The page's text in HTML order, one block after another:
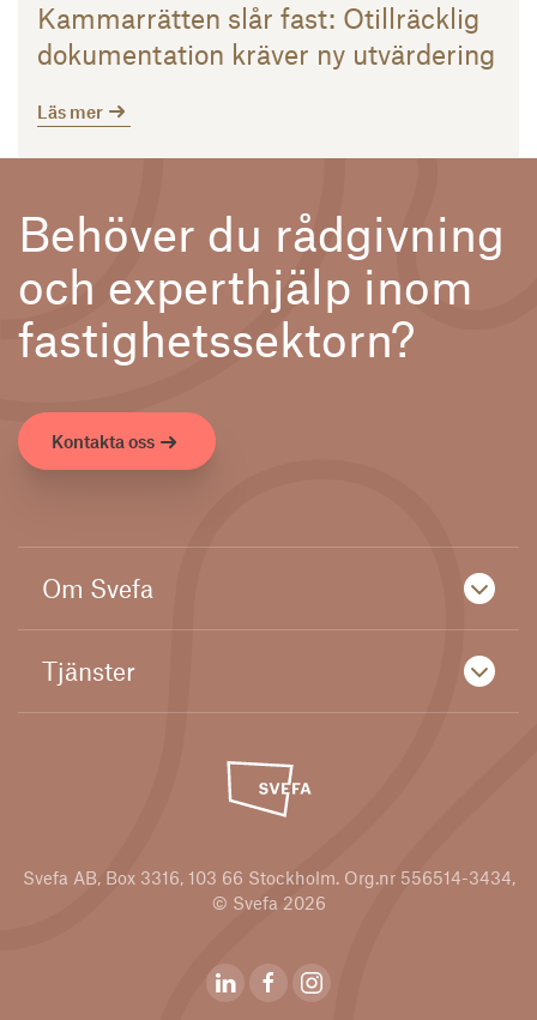
Kammarrätten slår fast: Otillräcklig
dokumentation kräver ny utvärdering
Läs mer
Behöver du rådgivning
och experthjälp inom
fastighetssektorn?
Kontakta oss
Om Svefa
Tjänster
Svefa AB, Box 3316, 103 66 Stockholm. Org.nr 556514-3434,
© Svefa 2026
Svefas Linkedin
Svefas Youtubekanal
Svefas Instagram